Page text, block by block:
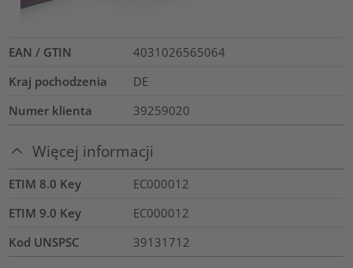
EAN / GTIN
4031026565064
Kraj pochodzenia
DE
Numer klienta
39259020
Więcej informacji
ETIM 8.0 Key
EC000012
ETIM 9.0 Key
EC000012
Kod UNSPSC
39131712